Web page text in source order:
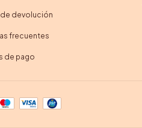
devolución
frecuentes
de pago